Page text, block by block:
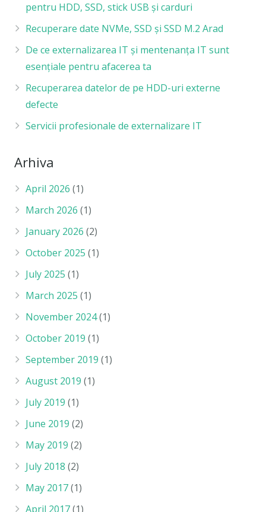
pentru HDD, SSD, stick USB și carduri
Recuperare date NVMe, SSD și SSD M.2 Arad
De ce externalizarea IT și mentenanța IT sunt
esențiale pentru afacerea ta
Recuperarea datelor de pe HDD-uri externe
defecte
Servicii profesionale de externalizare IT
Arhiva
April 2026 (1)
March 2026 (1)
January 2026 (2)
October 2025 (1)
July 2025 (1)
March 2025 (1)
November 2024(1)
October 2019 (1)
September 2019 (1)
August 2019 (1)
July 2019 (1)
June 2019 (2)
May 2019 (2)
July 2018 (2)
May 2017(1)
April 2017(1)